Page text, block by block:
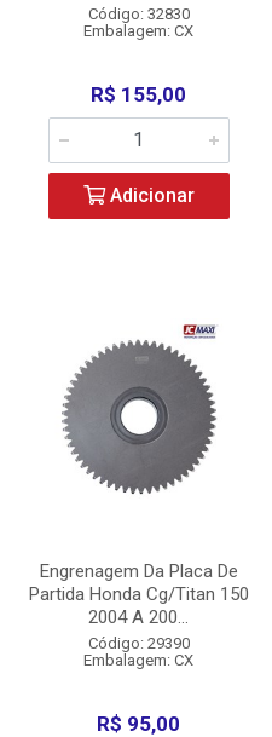
Código: 32830
Embalagem: CX
R$ 155,00
Adicionar
Engrenagem Da Placa De
Partida Honda Cg/Titan 150
2004 A 200...
Código: 29390
Embalagem: CX
R$ 95,00